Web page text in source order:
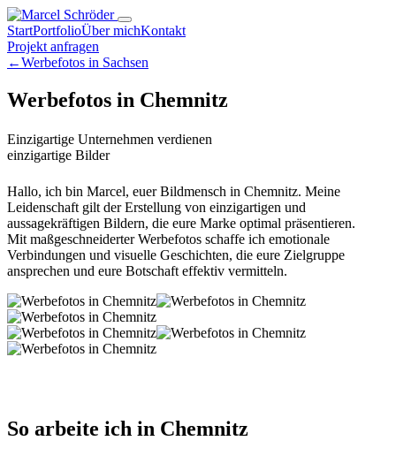
StartPortfolioÜber michKontakt
Projekt anfragen
←Werbefotos in Sachsen
Werbefotos in Chemnitz
Einzigartige Unternehmen verdienen
einzigartige Bilder
Hallo, ich bin Marcel, euer Bildmensch in Chemnitz. Meine
Leidenschaft gilt der Erstellung von einzigartigen und
aussagekräftigen Bildern, die eure Marke optimal präsentieren.
Mit maßgeschneiderter Werbefotos schaffe ich emotionale
Verbindungen und visuelle Geschichten, die eure Zielgruppe
ansprechen und eure Botschaft effektiv vermitteln.
So arbeite ich in Chemnitz